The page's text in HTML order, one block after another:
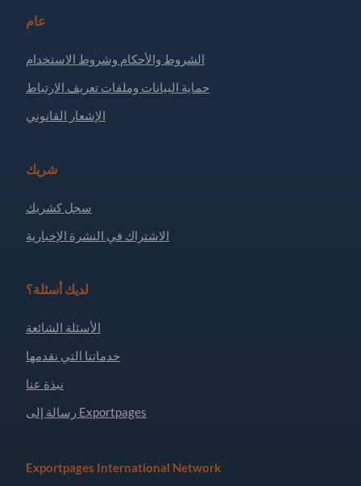
عام
الشروط والأحكام وشروط الاستخدام
حماية البيانات وملفات تعريف الارتباط
الإشعار القانوني
شريك
سجل كشريك
الاشتراك في النشرة الإخبارية
لديك أسئلة؟
الأسئلة الشائعة
خدماتنا التي نقدمها
نبذة عنا
رسالة إلى Exportpages
Exportpages International Network